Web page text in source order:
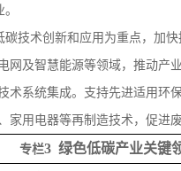
技术创新和应用为重点，加
网及智慧能源等领域，推动
术系统集成。支持先进适用环
家用电器等再制造技术，促进
专栏3 绿色低碳产业关键